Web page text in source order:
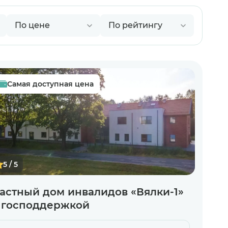
Самая доступная цена
5 / 5
дом инвалидов «Вялки-1»
соглашением
соглашением
соглашением